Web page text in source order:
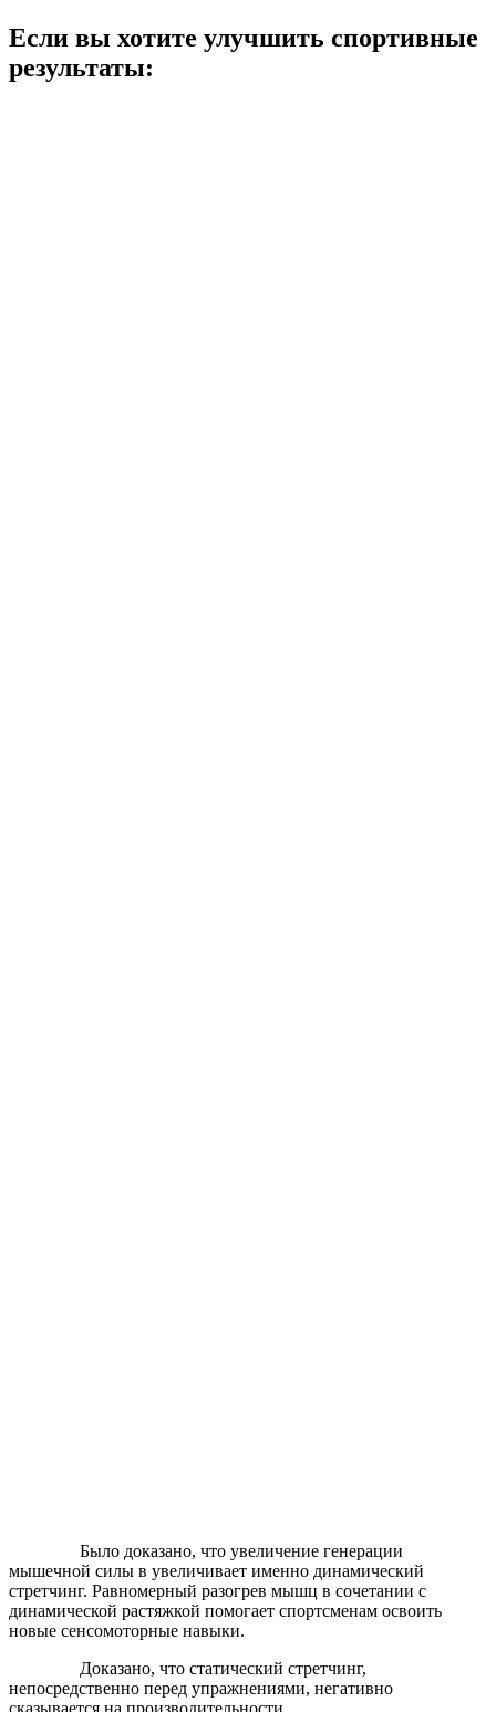
Если вы хотите улучшить спортивные
результаты:
Было доказано, что увеличение генерации
мышечной силы в увеличивает именно динамический
стретчинг. Равномерный разогрев мышц в сочетании с
динамической растяжкой помогает спортсменам освоить
новые сенсомоторные навыки.
Доказано, что статический стретчинг,
непосредственно перед упражнениями, негативно
сказывается на производительности.